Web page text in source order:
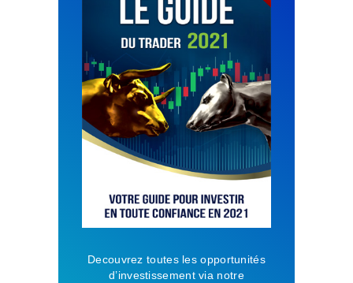
Decouvrez toutes les opportunités
d’investissement via notre